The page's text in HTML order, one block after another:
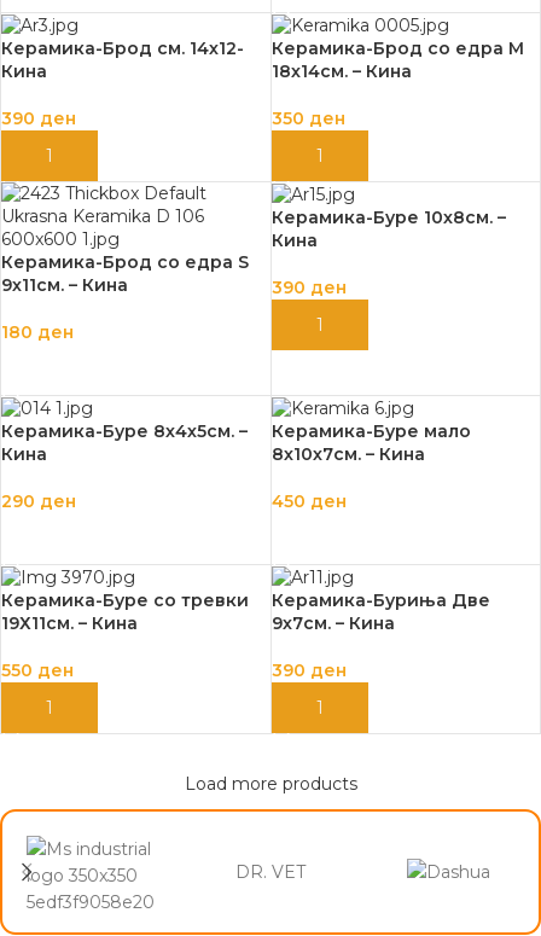
Керамика-Брод см. 14х12-
Кина
390 ден
ДОДАЈ ВО КОШНИЦА
Керамика-Брод со едра M
18х14см. – Кина
350 ден
ДОДАЈ ВО КОШНИЦА
Керамика-Брод со едра S
9х11см. – Кина
180 ден
Керамика-Буре 10х8см. –
Кина
390 ден
ДОДАЈ ВО КОШНИЦА
Керамика-Буре 8х4х5см. –
Кина
290 ден
Керамика-Буре мало
8х10х7см. – Кина
450 ден
Керамика-Буре со тревки
19Х11см. – Кина
550 ден
ДОДАЈ ВО КОШНИЦА
Керамика-Буриња Две
9х7см. – Кина
390 ден
ДОДАЈ ВО КОШНИЦА
Load more products
DR. VET